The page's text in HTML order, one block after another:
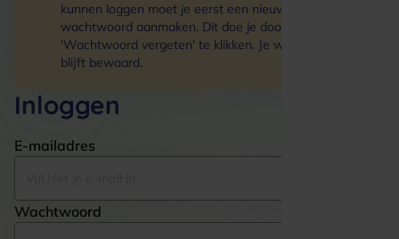
kunnen loggen moet je eerst een nieuw
wachtwoord aanmaken. Dit doe je door op de link
'Wachtwoord vergeten' te klikken. Je winkelmand
blijft bewaard.
Inloggen
E-mailadres
Wachtwoord